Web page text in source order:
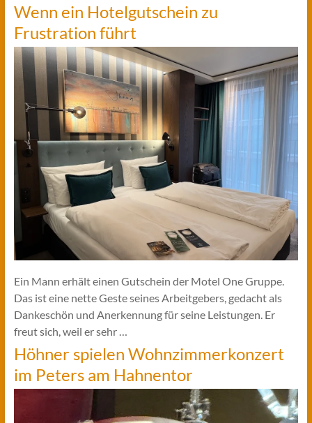
Wenn ein Hotelgutschein zu
Frustration führt
Ein Mann erhält einen Gutschein der Motel One Gruppe.
Das ist eine nette Geste seines Arbeitgebers, gedacht als
Dankeschön und Anerkennung für seine Leistungen. Er
freut sich, weil er sehr …
Höhner spielen Wohnzimmerkonzert
im Peters am Hahnentor